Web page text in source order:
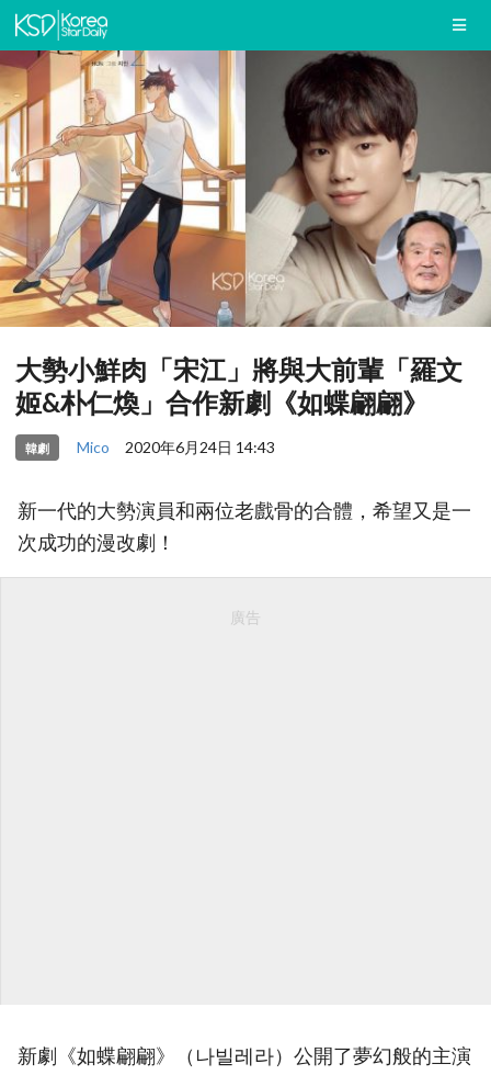
大勢小鮮肉「宋江」將與大前輩「羅文
姬&朴仁煥」合作新劇《如蝶翩翩》
韓劇 Mico 2020年6月24日 14:43
新一代的大勢演員和兩位老戲骨的合體，希望又是一
次成功的漫改劇！
廣告
新劇《如蝶翩翩》（나빌레라）公開了夢幻般的主演